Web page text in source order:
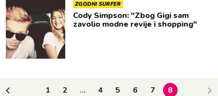
ZGODNI SURFER
Cody Simpson: "Zbog Gigi sam
zavolio modne revije i shopping"
1 2 ... 4 5 6 7 8